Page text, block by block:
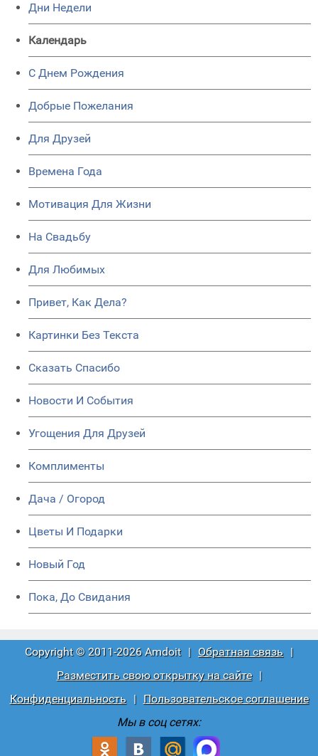
Дни Недели
Календарь
C Днем Рождения
Добрые Пожелания
Для Друзей
Времена Года
Мотивация Для Жизни
На Свадьбу
Для Любимых
Привет, Как Дела?
Картинки Без Текста
Сказать Спасибо
Новости И События
Угощения Для Друзей
Комплименты
Дача / Огород
Цветы И Подарки
Новый Год
Пока, До Свидания
Copyright © 2011-2026 Amdoit | Обратная связь |
Разместить свою открытку на сайте
|
Конфиденциальность
|
Пользовательское соглашение
Мы в соц сетях: